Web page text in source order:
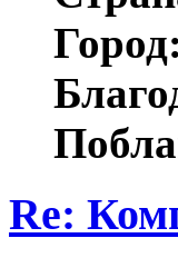
Город:
Re: